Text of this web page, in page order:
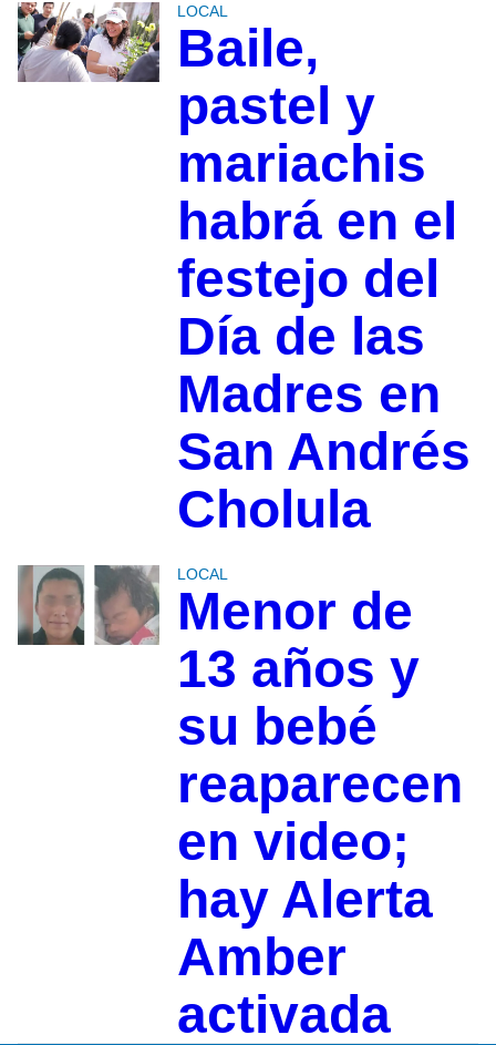
LOCAL
Baile,
pastel y
mariachis
habrá en el
festejo del
Día de las
Madres en
San Andrés
Cholula
LOCAL
Menor de
13 años y
su bebé
reaparecen
en video;
hay Alerta
Amber
activada